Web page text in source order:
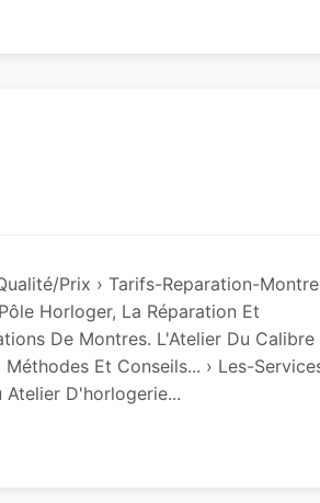
Prix › Tarifs-Reparation-
Horloger, La Réparation Et
De Montres. L'Atelier Du Calibre
Et Conseils... › Les-
Atelier D'horlogerie...